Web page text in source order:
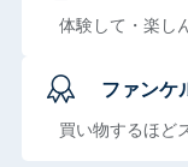
体験して・楽し
ファンケ
買い物するほど